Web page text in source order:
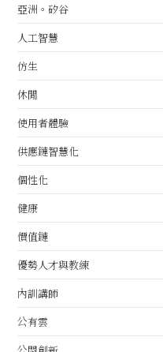
亞洲。矽谷
人工智慧
仿生
休閒
使用者體驗
供應鏈智慧化
個性化
健康
價值鏈
優勢人才與教練
內訓講師
公有雲